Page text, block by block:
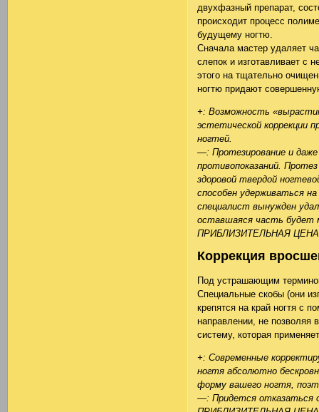
двухфазный препарат,
происходит процесс
будущему ногтю.
Сначала мастер удаляет
слепок и изготавливает с
этого на тщательно
ногтю придают
+: Возможность
эстетической коррекции
ногтей.
—: Протезирование и даже
противопоказаний.
здоровой твердой
способен удерживаться
специалист вынужден
оставшаяся часть будет
ПРИБЛИЗИТЕЛЬНАЯ
Коррекция
Под устрашающим
Специальные скобы (они
крепятся на край ногтя с
направлении, не позволяя
систему, которая
+: Современные
ногтя абсолютно
форму вашего ногтя,
—: Придется отказаться